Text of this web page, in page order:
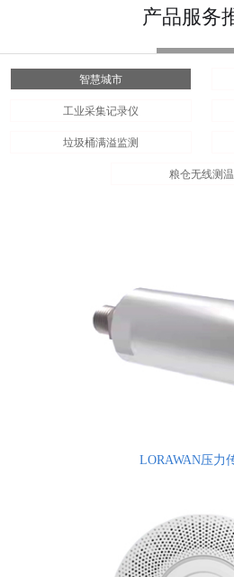
产品服务
智慧城市
工业采集记录仪
垃圾桶满溢监测
粮仓无线测温
LORAWAN压力